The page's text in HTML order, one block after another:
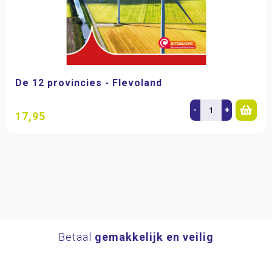
De 12 provincies - Flevoland
17,95 - +
Betaal gemakkelijk en veilig